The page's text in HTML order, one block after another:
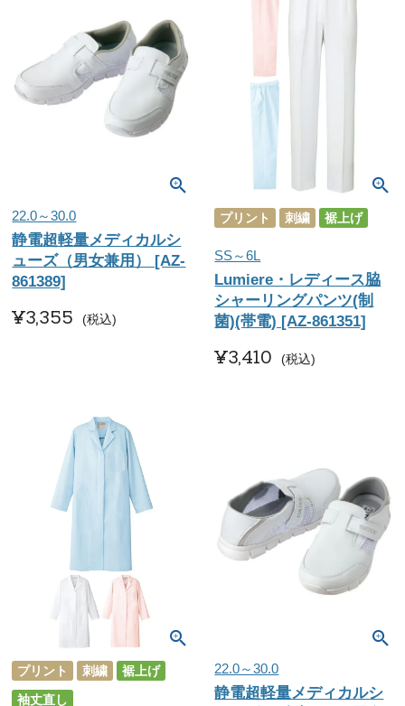
22.0～30.0
静電超軽量メディカルシ
ューズ（男女兼用） [AZ-
861389]
¥3,355 税込
プリント 刺繍 裾上げ
SS～6L
Lumiere・レディース脇
シャーリングパンツ(制
菌)(帯電) [AZ-861351]
¥3,410 税込
プリント 刺繍
裾上げ
袖丈直し
22.0～30.0
静電超軽量メディカルシ